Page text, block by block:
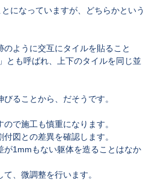
になっていますが、どちらかという
ように交互にタイルを貼ること
とも呼ばれ、上下のタイルを同じ並
ることから、だそうです。
で施工も慎重になります。
図との差異を確認します。
が1mmもない躯体を造ることはなか
、微調整を行います。